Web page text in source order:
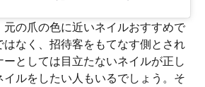
元の爪の色に近いネイルおすすめで
なく、招待客をもてなす側とされ
ーとしては目立たないネイルが正し
ルをしたい人もいるでしょう。そ